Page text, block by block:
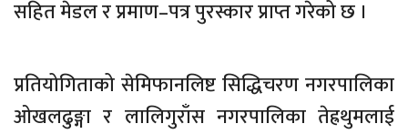
सहित मेडल र प्रमाण–पत्र पुरस्कार प्राप्त गरेको छ ।
प्रतियोगिताको सेमिफानलिष्ट सिद्धिचरण नगरपालिका
ओखलढुङ्गा र लालिगुराँस नगरपालिका तेह्रथुमलाई